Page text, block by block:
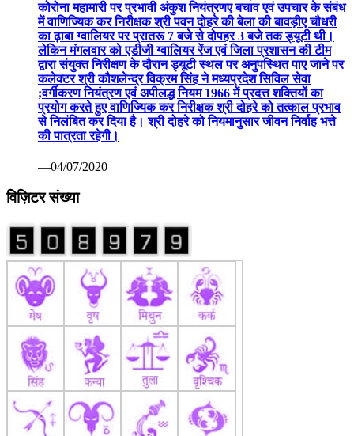
कोरोना महामारी पर प्रभावी अंकुश नियंत्रणए बचाव एवं उपचार के संबंध
में वाणिज्यिक कर निरीक्षक श्री पवन दोहरे की बेला की बावड़ीए चौधरी
का ढ़ाबा ग्वालियर पर प्रातरू 7 बजे से दोपहर 3 बजे तक ड्यूटी थी।
लेकिन मंगलवार को एडीजी ग्वालियर रेंज एवं जिला प्रशासन की टीम
द्वारा संयुक्त निरीक्षण के दौरान ड्यूटी स्थल पर अनुपस्थित पाए जाने पर
कलेक्टर श्री कौशलेन्द्र विक्रम सिंह ने मध्यप्रदेश सिविल सेवा
;वर्गीकरण नियंत्रण एवं अपीलद्ध नियम 1966 में प्रदत्त शक्तियों का
प्रयोग करते हुए वाणिज्यिक कर निरीक्षक श्री दोहरे को तत्काल प्रभाव
से निलंबित कर दिया है। श्री दोहरे को नियमानुसार जीवन निर्वाह भत्ते
की पात्रता रहेगी।
—04/07/2020
विज़िटर संख्या